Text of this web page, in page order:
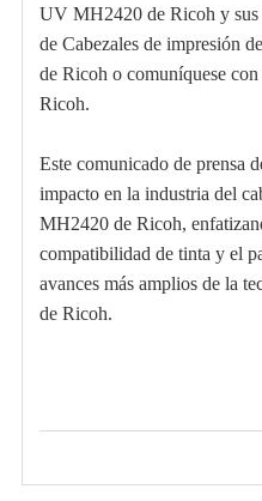
UV MH2420 de Ricoh y sus
de Cabezales de impresión
de Ricoh o comuníquese
Ricoh.
Este comunicado de prensa
impacto en la industria del
MH2420 de Ricoh,
compatibilidad de tinta y el
avances más amplios de la
de Ricoh.